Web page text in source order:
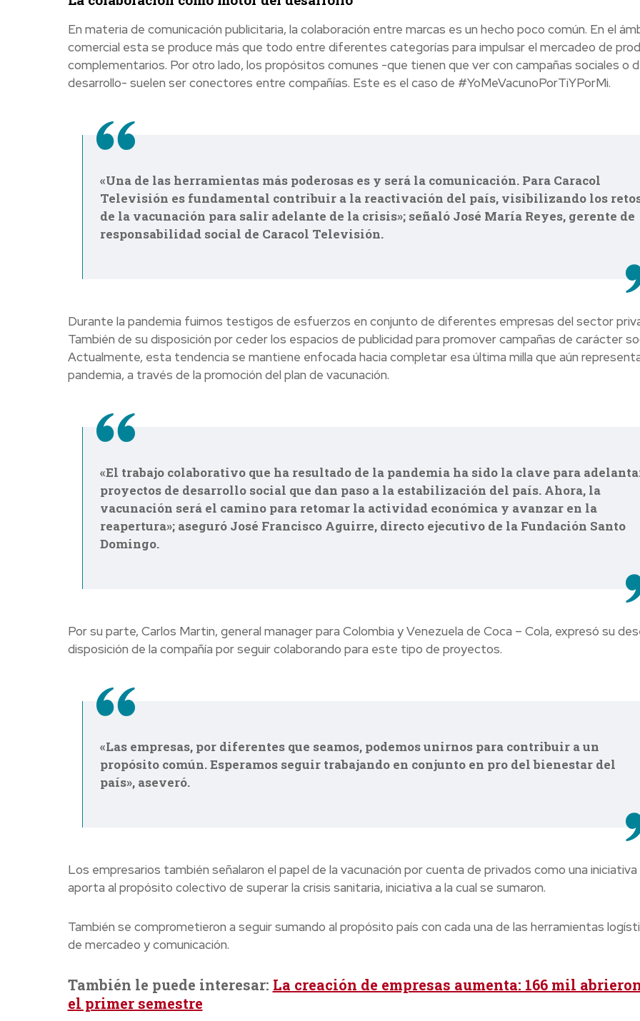
En materia de comunicación publicitaria, la colaboración entre marcas es un hecho poco común. En el
comercial esta se produce más que todo entre diferentes categorías para impulsar el mercadeo de
complementarios. Por otro lado, los propósitos comunes -que tienen que ver con campañas sociales o
desarrollo- suelen ser conectores entre compañías. Este es el caso de #YoMeVacunoPorTiYPorMi.
«Una de las herramientas más poderosas es y será la comunicación. Para Caracol
Televisión es fundamental contribuir a la reactivación del país, visibilizando los
de la vacunación para salir adelante de la crisis»; señaló José María Reyes, gerente de
responsabilidad social de Caracol Televisión.
Durante la pandemia fuimos testigos de esfuerzos en conjunto de diferentes empresas del sector
También de su disposición por ceder los espacios de publicidad para promover campañas de carácter
Actualmente, esta tendencia se mantiene enfocada hacia completar esa última milla que aún
pandemia, a través de la promoción del plan de vacunación.
«El trabajo colaborativo que ha resultado de la pandemia ha sido la clave para
proyectos de desarrollo social que dan paso a la estabilización del país. Ahora, la
vacunación será el camino para retomar la actividad económica y avanzar en la
reapertura»; aseguró José Francisco Aguirre, directo ejecutivo de la Fundación Santo
Domingo.
Por su parte, Carlos Martin, general manager para Colombia y Venezuela de Coca – Cola, expresó su
disposición de la compañía por seguir colaborando para este tipo de proyectos.
«Las empresas, por diferentes que seamos, podemos unirnos para contribuir a un
propósito común. Esperamos seguir trabajando en conjunto en pro del bienestar del
país», aseveró.
Los empresarios también señalaron el papel de la vacunación por cuenta de privados como una iniciativa
aporta al propósito colectivo de superar la crisis sanitaria, iniciativa a la cual se sumaron.
También se comprometieron a seguir sumando al propósito país con cada una de las herramientas
de mercadeo y comunicación.
También le puede interesar: La creación de empresas aumenta: 166 mil
el primer semestre